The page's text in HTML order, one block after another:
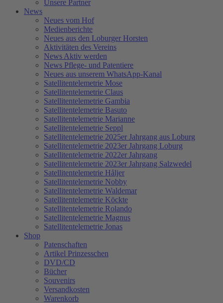
Unsere Partner
News
Neues vom Hof
Medienberichte
Neues aus den Loburger Horsten
Aktivitäten des Vereins
News Aktiv werden
News Pflege- und Patentiere
Neues aus unserem WhatsApp-Kanal
Satellitentelemetrie Mose
Satellitentelemetrie Claus
Satellitentelemetrie Gambia
Satellitentelemetrie Basuto
Satellitentelemetrie Marianne
Satellitentelemetrie Seppl
Satellitentelemetrie 2025er Jahrgang aus Loburg
Satellitentelemetrie 2023er Jahrgang Loburg
Satellitentelemetrie 2022er Jahrgang
Satellitentelemetrie 2023er Jahrgang Salzwedel
Satellitentelemetrie Håljer
Satellitentelemetrie Nobby
Satellitentelemetrie Waldemar
Satellitentelemetrie Köckte
Satellitentelemetrie Rolando
Satellitentelemetrie Magnus
Satellitentelemetrie Jonas
Shop
Patenschaften
Artikel Prinzesschen
DVD/CD
Bücher
Souvenirs
Versandkosten
Warenkorb